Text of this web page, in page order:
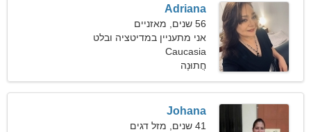
Adriana
56 שנים, מאזניים
אני מתעניין במדיטציה ובלט
Caucasia
חֲתוּנָה
Johana
41 שנים, מזל דגים